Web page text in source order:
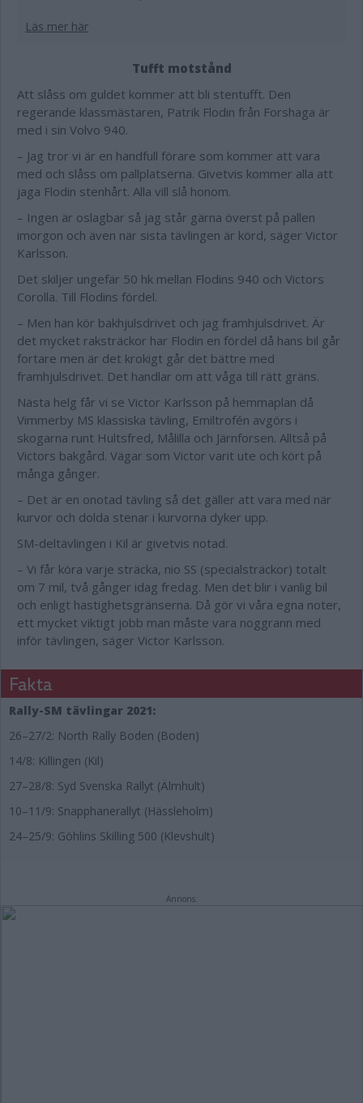
Läs mer här
Tufft motstånd
Att slåss om guldet kommer att bli stentufft. Den
regerande klassmästaren, Patrik Flodin från Forshaga är
med i sin Volvo 940.
– Jag tror vi är en handfull förare som kommer att vara
med och slåss om pallplatserna. Givetvis kommer alla att
jaga Flodin stenhårt. Alla vill slå honom.
– Ingen är oslagbar så jag står gärna överst på pallen
imorgon och även när sista tävlingen är körd, säger Victor
Karlsson.
Det skiljer ungefär 50 hk mellan Flodins 940 och Victors
Corolla. Till Flodins fördel.
– Men han kör bakhjulsdrivet och jag framhjulsdrivet. Är
det mycket raksträckor har Flodin en fördel då hans bil går
fortare men är det krokigt går det bättre med
framhjulsdrivet. Det handlar om att våga till rätt gräns.
Nästa helg får vi se Victor Karlsson på hemmaplan då
Vimmerby MS klassiska tävling, Emiltrofén avgörs i
skogarna runt Hultsfred, Målilla och Järnforsen. Alltså på
Victors bakgård. Vägar som Victor varit ute och kört på
många gånger.
– Det är en onotad tävling så det gäller att vara med när
kurvor och dolda stenar i kurvorna dyker upp.
SM-deltävlingen i Kil är givetvis notad.
– Vi får köra varje sträcka, nio SS (specialsträckor) totalt
om 7 mil, två gånger idag fredag. Men det blir i vanlig bil
och enligt hastighetsgränserna. Då gör vi våra egna noter,
ett mycket viktigt jobb man måste vara noggrann med
inför tävlingen, säger Victor Karlsson.
Fakta
Rally-SM tävlingar 2021:
26–27/2: North Rally Boden (Boden)
14/8: Killingen (Kil)
27–28/8: Syd Svenska Rallyt (Älmhult)
10–11/9: Snapphanerallyt (Hässleholm)
24–25/9: Göhlins Skilling 500 (Klevshult)
Annons: